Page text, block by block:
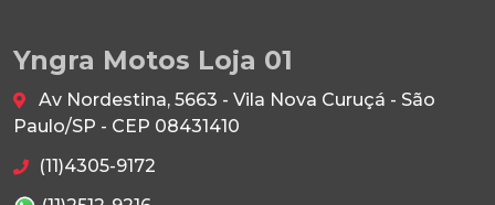
Yngra Motos Loja 01
Av Nordestina, 5663 - Vila Nova Curuçá - São
Paulo/SP - CEP 08431410
(11)4305-9172